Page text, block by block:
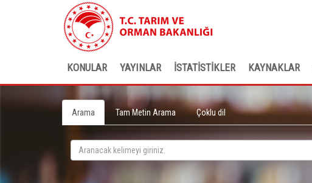
KONULAR YAYINLAR İSTATİSTİKLER KAYNAKLAR
Arama Tam Metin Arama Çoklu dil